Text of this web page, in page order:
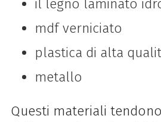
il legno laminato
mdf verniciato
plastica di alta
metallo
Questi materiali